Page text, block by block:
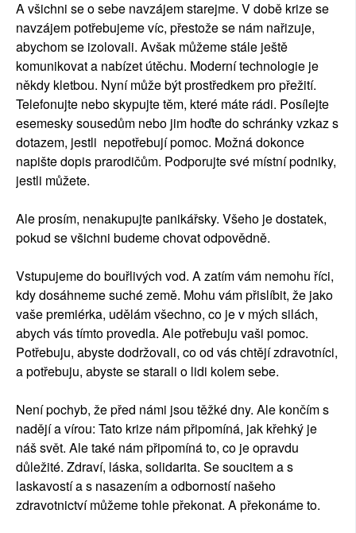
A všichni se o sebe navzájem starejme. V době krize se
navzájem potřebujeme víc, přestože se nám nařizuje,
abychom se izolovali. Avšak můžeme stále ještě
komunikovat a nabízet útěchu. Moderní technologie je
někdy kletbou. Nyní může být prostředkem pro přežití.
Telefonujte nebo skypujte těm, které máte rádi. Posílejte
esemesky sousedům nebo jim hoďte do schránky vzkaz s
dotazem, jestli nepotřebují pomoc. Možná dokonce
napište dopis prarodičům. Podporujte své místní podniky,
jestli můžete.
Ale prosím, nenakupujte panikářsky. Všeho je dostatek,
pokud se všichni budeme chovat odpovědně.
Vstupujeme do bouřlivých vod. A zatím vám nemohu říci,
kdy dosáhneme suché země. Mohu vám přislíbit, že jako
vaše premiérka, udělám všechno, co je v mých silách,
abych vás tímto provedla. Ale potřebuju vaši pomoc.
Potřebuju, abyste dodržovali, co od vás chtějí zdravotníci,
a potřebuju, abyste se starali o lidi kolem sebe.
Není pochyb, že před námi jsou těžké dny. Ale končím s
nadějí a vírou: Tato krize nám připomíná, jak křehký je
náš svět. Ale také nám připomíná to, co je opravdu
důležité. Zdraví, láska, solidarita. Se soucitem a s
laskavostí a s nasazením a odborností našeho
zdravotnictví můžeme tohle překonat. A překonáme to.